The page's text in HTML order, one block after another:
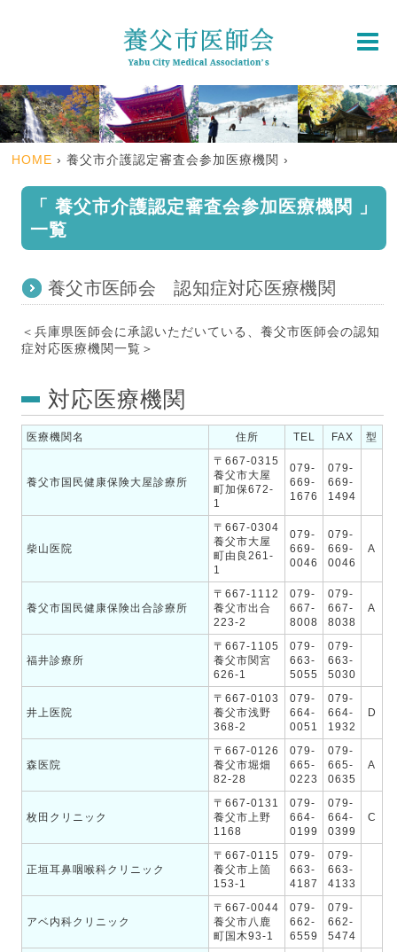
HOME › 養父市介護認定審査会参加医療機関 ›
「 養父市介護認定審査会参加医療機関 」
一覧
養父市医師会 認知症対応医療機関
＜兵庫県医師会に承認いただいている、養父市医師会の認知
症対応医療機関一覧＞
対応医療機関
医療機関名 住所 TEL FAX 型
養父市国民健康保険大屋診療所
〒667-0315
養父市大屋
町加保672-
1
079-
669-
1676
079-
669-
1494
柴山医院
〒667-0304
養父市大屋
町由良261-
1
079-
669-
0046
079-
669-
0046
A
養父市国民健康保険出合診療所
〒667-1112
養父市出合
223-2
079-
667-
8008
079-
667-
8038
A
福井診療所
〒667-1105
養父市関宮
626-1
079-
663-
5055
079-
663-
5030
井上医院
〒667-0103
養父市浅野
368-2
079-
664-
0051
079-
664-
1932
D
森医院
〒667-0126
養父市堀畑
82-28
079-
665-
0223
079-
665-
0635
A
枚田クリニック
〒667-0131
養父市上野
1168
079-
664-
0199
079-
664-
0399
C
正垣耳鼻咽喉科クリニック
〒667-0115
養父市上箇
153-1
079-
663-
4187
079-
663-
4133
アベ内科クリニック
〒667-0044
養父市八鹿
町国木93-1
079-
662-
6559
079-
662-
5474